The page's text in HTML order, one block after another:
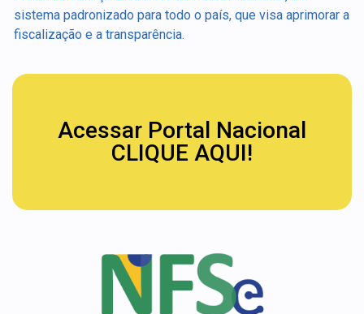
sistema padronizado para todo o país, que visa aprimorar a
fiscalização e a transparência.
Acessar Portal Nacional
CLIQUE AQUI!